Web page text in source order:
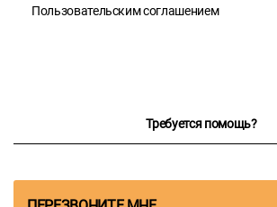
Пользовательским соглашением
Требуется помощь?